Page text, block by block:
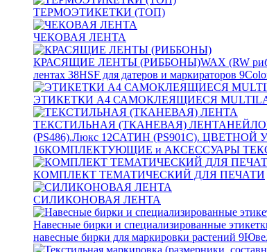
ТЕРМОЭТИКЕТКИ (ТОП)
ЧЕКОВАЯ ЛЕНТА
КРАСЯЩИЕ ЛЕНТЫ (РИББОНЫ)WAX (RW
лентах 38HSF для датеров и маркираторов 9
ЭТИКЕТКИ А4 САМОКЛЕЯЩИЕСЯ
ТЕКСТИЛЬНАЯ (ТКАНЕВАЯ) ЛЕНТА
(PS486).Люкс 12САТИН (PS901C). ЦВЕТНОЙ
16КОМПЛЕКТУЮЩИЕ и АКСЕССУАРЫ
КОМПЛЕКТ ТЕМАТИЧЕСКИЙ ДЛЯ ПЕЧАТИ
СИЛИКОНОВАЯ ЛЕНТА
Навесные бирки и специализированные
навесные бирки для маркировки растений 9